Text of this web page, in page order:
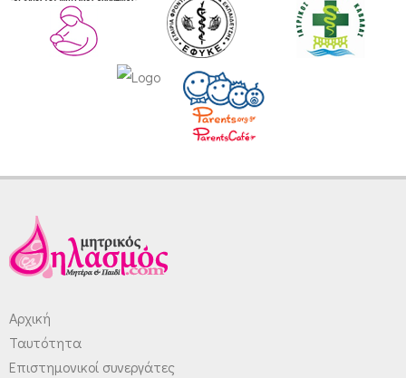
Αρχική
Ταυτότητα
Επιστημονικοί συνεργάτες